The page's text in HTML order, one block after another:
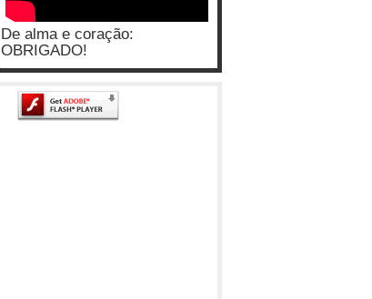
De alma e coração:
OBRIGADO!